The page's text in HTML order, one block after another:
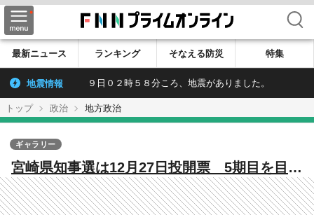
検索
最新ニュース ランキング そなえる防災 特集
地震情報 ９日０２時５８分ころ、地震がありました。
トップ 政治 地方政治
宮崎県知事選は12月27日投開票 5期目を目指
す現職の河野氏、元県議の右松氏、元知事の
東国原氏の3氏が立候補を表明 経済対策や政
ギャラリー